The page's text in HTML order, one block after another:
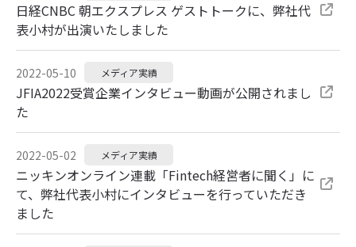
日経CNBC 朝エクスプレス ゲストトークに、弊社代
表小村が出演いたしました
2022-05-10 メディア実績
JFIA2022受賞企業インタビュー動画が公開されまし
た
2022-05-02 メディア実績
ニッキンオンライン連載「Fintech経営者に聞く」に
て、弊社代表小村にインタビューを行っていただき
ました